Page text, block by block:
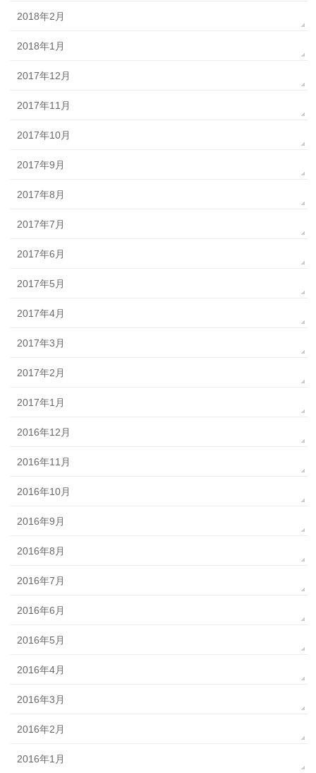
2018年2月
2018年1月
2017年12月
2017年11月
2017年10月
2017年9月
2017年8月
2017年7月
2017年6月
2017年5月
2017年4月
2017年3月
2017年2月
2017年1月
2016年12月
2016年11月
2016年10月
2016年9月
2016年8月
2016年7月
2016年6月
2016年5月
2016年4月
2016年3月
2016年2月
2016年1月